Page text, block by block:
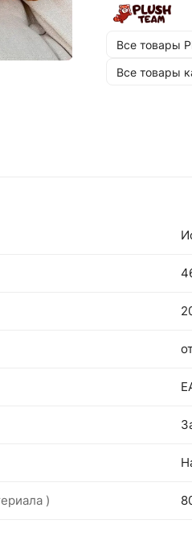
Все товары
Все товары
)